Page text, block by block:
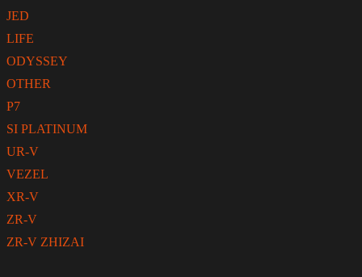
JED
LIFE
ODYSSEY
OTHER
P7
SI PLATINUM
UR-V
VEZEL
XR-V
ZR-V
ZR-V ZHIZAI